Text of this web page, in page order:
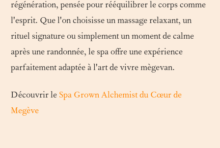
régénération, pensée pour rééquilibrer le corps comme
l'esprit. Que l'on choisisse un massage relaxant, un
rituel signature ou simplement un moment de calme
après une randonnée, le spa offre une expérience
parfaitement adaptée à l'art de vivre mègevan.
Découvrir le Spa Grown Alchemist du Cœur de
Megève